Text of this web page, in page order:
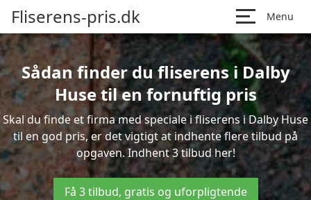
Fliserens-pris.dk Menu
Sådan finder du fliserens i Dalby
Huse til en fornuftig pris
Skal du finde et firma med speciale i fliserens i Dalby Huse
til en god pris, er det vigtigt at indhente flere tilbud på
opgaven. Indhent 3 tilbud her!
Få 3 tilbud, gratis og uforpligtende